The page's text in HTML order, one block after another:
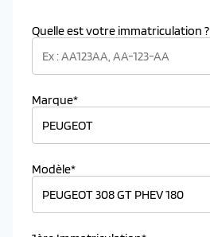
Quelle est votre immatriculation ?
Marque*
Modèle*